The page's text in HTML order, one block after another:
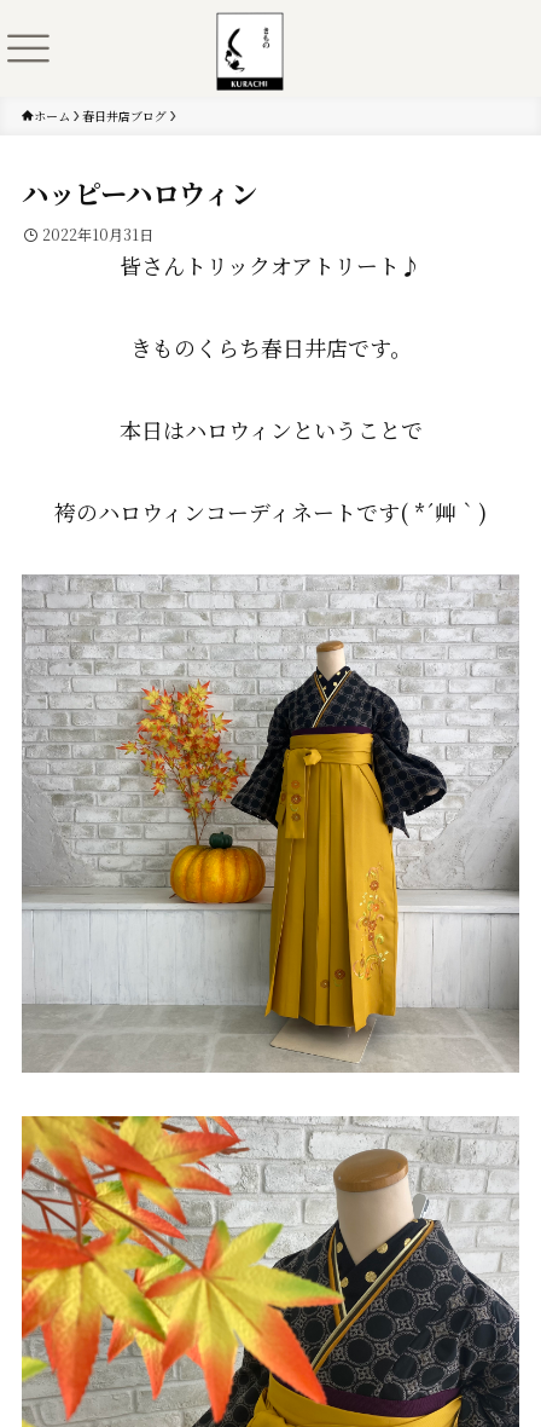
ホーム 春日井店ブログ
ハッピーハロウィン
2022年10月31日
皆さんトリックオアトリート♪
きものくらち春日井店です。
本日はハロウィンということで
袴のハロウィンコーディネートです( *´艸｀)